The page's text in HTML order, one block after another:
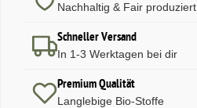
Nachhaltig & Fair produziert
Schneller Versand
In 1-3 Werktagen bei dir
Premium Qualität
Langlebige Bio-Stoffe